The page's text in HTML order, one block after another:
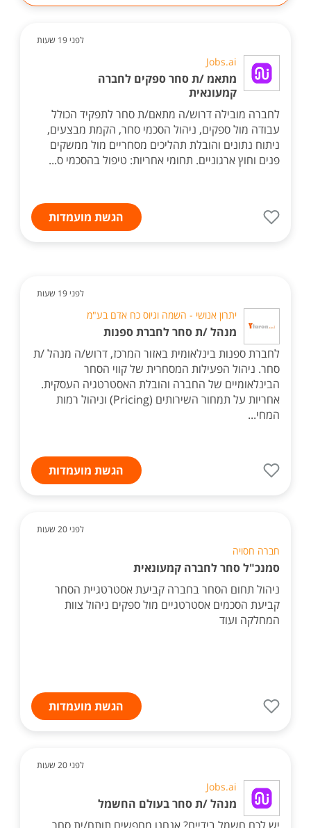
לפני 19 שעות
Jobs.ai
מתאמ /ת סחר ספקים לחברה
קמעונאית
לחברה מובילה דרוש/ה מתאם/ת סחר לתפקיד הכולל
עבודה מול ספקים, ניהול הסכמי סחר, הקמת מבצעים,
ניתוח נתונים והובלת תהליכים מסחריים מול ממשקים
פנים וחוץ ארגוניים. תחומי אחריות: טיפול בהסכמי ס...
הגשת מועמדות
לפני 19 שעות
יתרון אנושי - השמה וגיוס כח אדם בע"מ
מנהל /ת סחר לחברת ספנות
לחברת ספנות בינלאומית באזור המרכז, דרוש/ה מנהל /ת
סחר. ניהול הפעילות המסחרית של קווי הסחר
הבינלאומיים של החברה והובלת האסטרטגיה העסקית.
אחריות על תמחור השירותים (Pricing) וניהול רמות
המחי...
הגשת מועמדות
לפני 20 שעות
חברה חסויה
סמנכ"ל סחר לחברה קמעונאית
ניהול תחום הסחר בחברה קביעת אסטרטגיית הסחר
קביעת הסכמים אסטרטגיים מול ספקים ניהול צוות
המחלקה ועוד
הגשת מועמדות
לפני 20 שעות
Jobs.ai
מנהל /ת סחר בעולם החשמל